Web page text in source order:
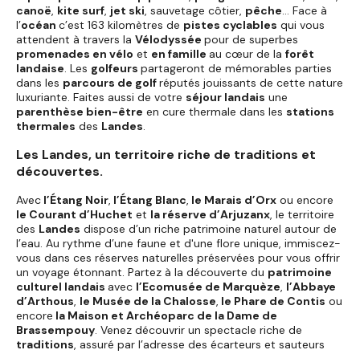
canoë, kite surf, jet ski, sauvetage côtier, pêche… Face à
l’océan c’est 163 kilomètres de pistes cyclables qui vous
attendent à travers la Vélodyssée pour de superbes
promenades en vélo et en famille au cœur de la forêt
landaise. Les golfeurs partageront de mémorables parties
dans les parcours de golfréputés jouissants de cette nature
luxuriante. Faites aussi de votre séjour landais une
parenthèse bien-être en cure thermale dans les stations
thermales des Landes.
Les Landes, un territoire riche de traditions et
découvertes.
Avec l’Étang Noir, l’Étang Blanc, le Marais d’Orx ou encore
le Courant d’Huchet et la réserve d’Arjuzanx, le territoire
des Landes dispose d’un riche patrimoine naturel autour de
l’eau. Au rythme d’une faune et d'une flore unique, immiscez-
vous dans ces réserves naturelles préservées pour vous offrir
un voyage étonnant. Partez à la découverte du patrimoine
culturel landais avec l’Ecomusée de Marquèze, l’Abbaye
d’Arthous, le Musée de la Chalosse, le Phare de Contis ou
encore la Maison et Archéoparc de la Dame de
Brassempouy. Venez découvrir un spectacle riche de
traditions, assuré par l’adresse des écarteurs et sauteurs